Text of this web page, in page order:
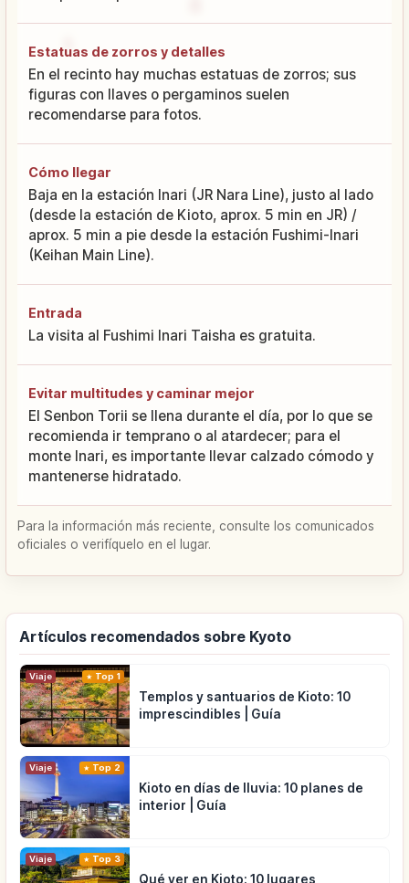
Estatuas de zorros y detalles
En el recinto hay muchas estatuas de zorros; sus
figuras con llaves o pergaminos suelen
recomendarse para fotos.
Cómo llegar
Baja en la estación Inari (JR Nara Line), justo al lado
(desde la estación de Kioto, aprox. 5 min en JR) /
aprox. 5 min a pie desde la estación Fushimi-Inari
(Keihan Main Line).
Entrada
La visita al Fushimi Inari Taisha es gratuita.
Evitar multitudes y caminar mejor
El Senbon Torii se llena durante el día, por lo que se
recomienda ir temprano o al atardecer; para el
monte Inari, es importante llevar calzado cómodo y
mantenerse hidratado.
Para la información más reciente, consulte los comunicados
oficiales o verifíquelo en el lugar.
Artículos recomendados sobre Kyoto
Viaje Top 1
Templos y santuarios de Kioto: 10
imprescindibles | Guía
Viaje Top 2
Kioto en días de lluvia: 10 planes de
interior | Guía
Viaje Top 3
Qué ver en Kioto: 10 lugares